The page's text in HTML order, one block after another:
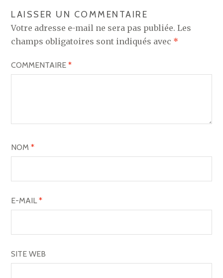
LAISSER UN COMMENTAIRE
Votre adresse e-mail ne sera pas publiée. Les
champs obligatoires sont indiqués avec *
COMMENTAIRE*
NOM*
E-MAIL*
SITE WEB